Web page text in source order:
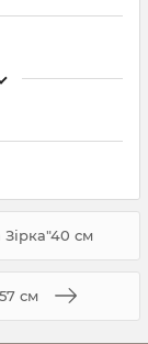
Зірка"40 см
см